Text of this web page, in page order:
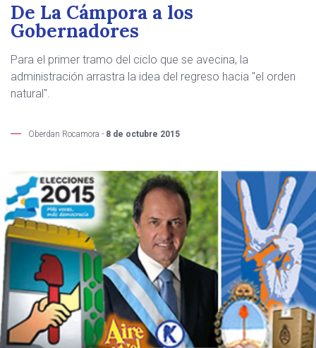
De La Cámpora a los
Gobernadores
Para el primer tramo del ciclo que se avecina, la
administración arrastra la idea del regreso hacia "el orden
natural".
Oberdan Rocamora - 8 de octubre 2015